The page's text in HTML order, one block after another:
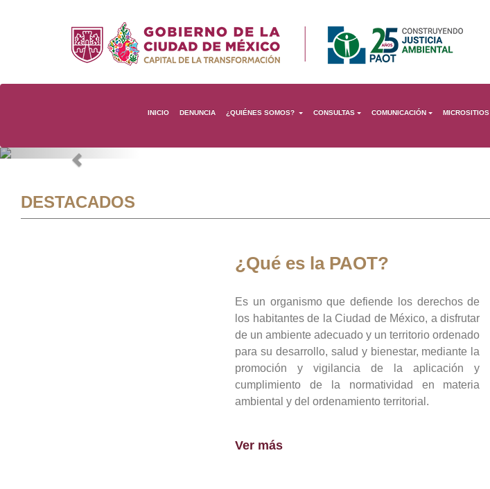
INICIO DENUNCIA ¿QUIÉNES SOMOS? CONSULTAS COMUNICACIÓN MICROSITIOS
Previous
DESTACADOS
¿Qué es la PAOT?
Es un organismo que defiende los derechos de
los habitantes de la Ciudad de México, a disfrutar
de un ambiente adecuado y un territorio ordenado
para su desarrollo, salud y bienestar, mediante la
promoción y vigilancia de la aplicación y
cumplimiento de la normatividad en materia
ambiental y del ordenamiento territorial.
Ver más